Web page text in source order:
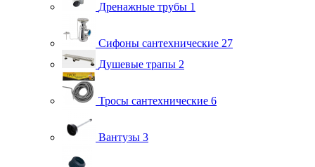
Дренажные трубы 1
Сифоны сантехнические 27
Душевые трапы 2
Тросы сантехнические 6
Вантузы 3